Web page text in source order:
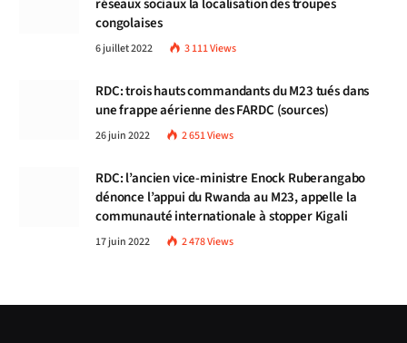
réseaux sociaux la localisation des troupes
congolaises
6 juillet 2022 3 111Views
RDC: trois hauts commandants du M23 tués dans
une frappe aérienne des FARDC (sources)
26 juin 2022 2 651Views
RDC: l’ancien vice-ministre Enock Ruberangabo
dénonce l’appui du Rwanda au M23, appelle la
communauté internationale à stopper Kigali
17 juin 2022 2 478Views